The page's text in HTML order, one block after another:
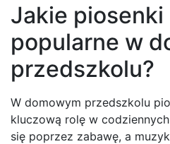
Jakie piosenki
popularne w
przedszkolu?
W domowym przedszkolu
kluczową rolę w
się poprzez zabawę, a